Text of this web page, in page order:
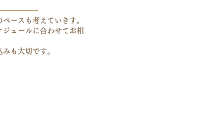
ースも考えていきす。
ュールに合わせてお相
も大切です。